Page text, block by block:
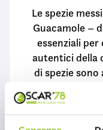
Le spezie
Guacamole –
essenziali
autentici della
di spezie
esaltare i
offrendo